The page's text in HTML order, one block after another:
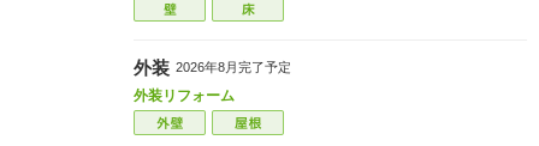
外装 2026年8月完了予定
外装リフォーム